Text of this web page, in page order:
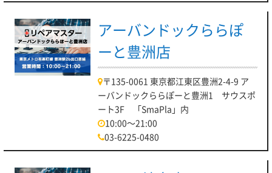
アーバンドックららぽ
ーと豊洲店
〒135-0061 東京都江東区豊洲2-4-9 ア
ーバンドックららぽーと豊洲1 サウスポ
ート3F 「SmaPla」内
10:00～21:00
03-6225-0480